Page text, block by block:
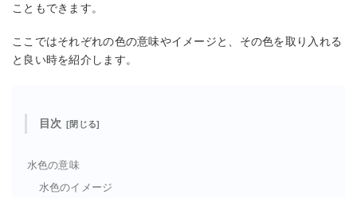
こともできます。
ここではそれぞれの色の意味やイメージと、その色を取り入れる
と良い時を紹介します。
目次
水色の意味
水色のイメージ